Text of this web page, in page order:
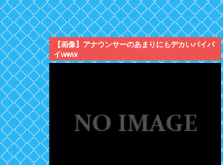
【画像】アナウンサーのあまりにもデカいパイパ
イwww